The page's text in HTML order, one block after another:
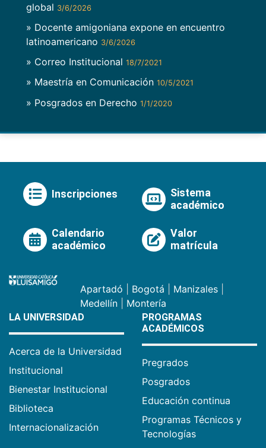
global 3/6/2026
» Docente amigoniana expone en encuentro
latinoamericano 3/6/2026
» Correo Institucional 18/7/2021
» Maestría en Comunicación 10/5/2021
» Posgrados en Derecho 1/1/2020
Inscripciones
Sistema
académico
Calendario
académico
Valor
matrícula
Apartadó Bogotá Manizales
Medellín
Montería
LA UNIVERSIDAD
Acerca de la Universidad
Institucional
Bienestar Institucional
Biblioteca
Internacionalización
PROGRAMAS
ACADÉMICOS
Pregrados
Posgrados
Educación continua
Programas Técnicos y
Tecnologías